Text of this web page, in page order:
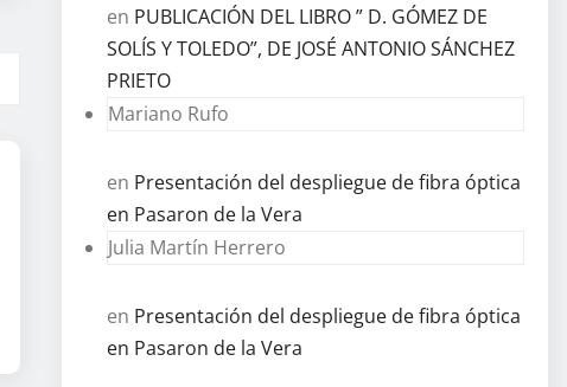
en PUBLICACIÓN DEL LIBRO ” D. GÓMEZ DE
SOLÍS Y TOLEDO”, DE JOSÉ ANTONIO SÁNCHEZ
PRIETO
Mariano Rufo
en Presentación del despliegue de fibra óptica
en Pasaron de la Vera
Julia Martín Herrero
en Presentación del despliegue de fibra óptica
en Pasaron de la Vera